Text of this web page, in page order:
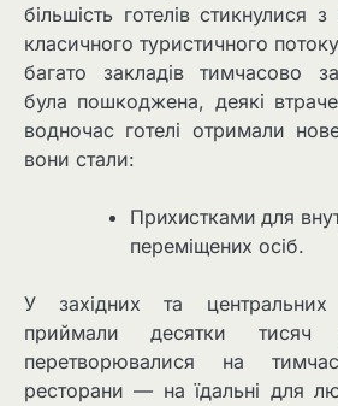
більшість готелів стикнулися
класичного туристичного
багато закладів тимчасово
була пошкоджена, деякі
водночас готелі отримали
вони стали:
Прихистками для
переміщених осіб.
У західних та центральних
приймали десятки
перетворювалися на
ресторани — на їдальні для